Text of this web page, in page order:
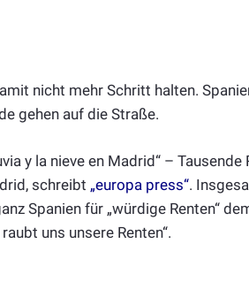
nicht mehr Schritt halten.
gehen auf die Straße.
y la nieve en Madrid“ – Tausende
schreibt „europa press“.
Spanien für „würdige Renten“
uns unsere Renten“.